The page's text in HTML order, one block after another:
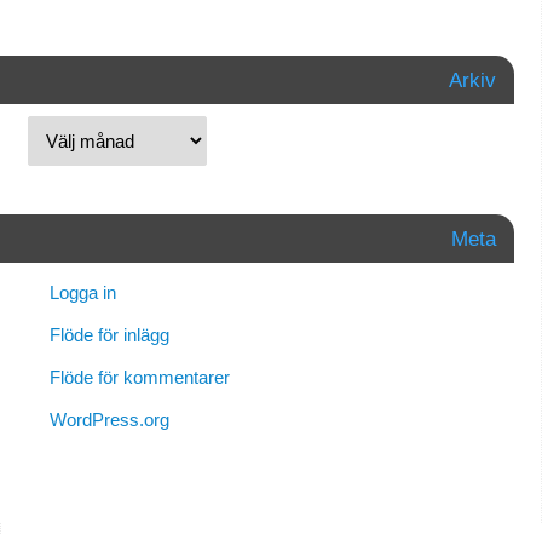
Arkiv
Meta
Logga in
Flöde för inlägg
Flöde för kommentarer
WordPress.org